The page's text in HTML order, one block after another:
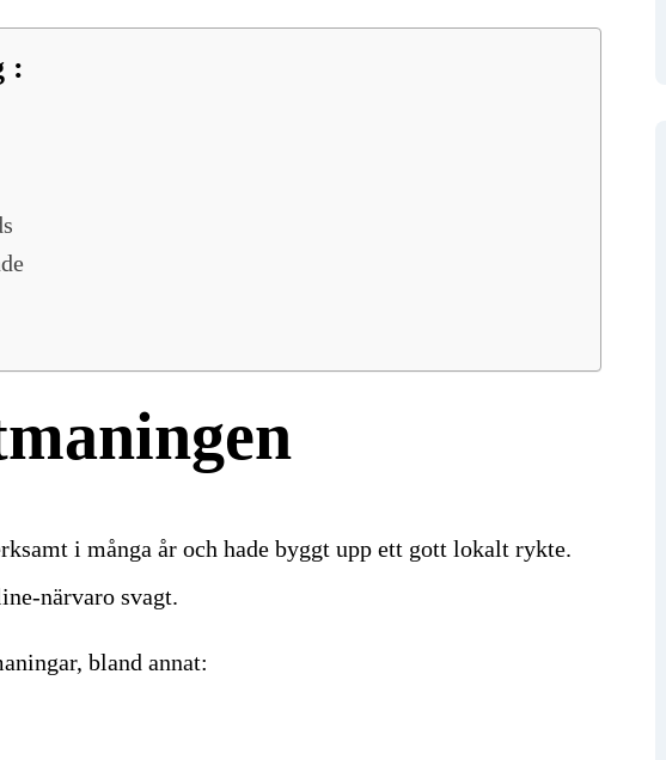
:
i många år och hade byggt upp ett gott lokalt rykte.
närvaro svagt.
bland annat: